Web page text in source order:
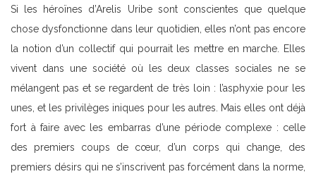
Si les héroïnes d’Arelis Uribe sont conscientes que quelque
chose dysfonctionne dans leur quotidien, elles n’ont pas encore
la notion d’un collectif qui pourrait les mettre en marche. Elles
vivent dans une société où les deux classes sociales ne se
mélangent pas et se regardent de très loin : l’asphyxie pour les
unes, et les privilèges iniques pour les autres. Mais elles ont déjà
fort à faire avec les embarras d’une période complexe : celle
des premiers coups de cœur, d’un corps qui change, des
premiers désirs qui ne s’inscrivent pas forcément dans la norme,